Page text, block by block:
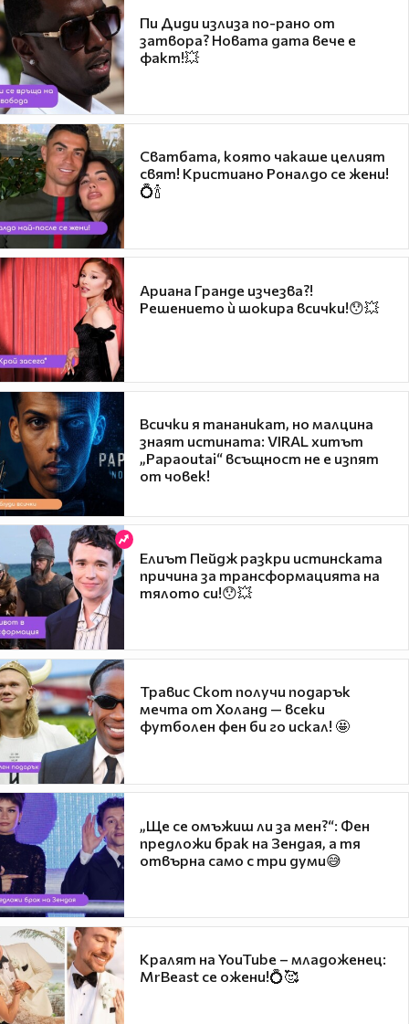
Пи Диди излиза по-рано от
затвора? Новата дата вече е
факт!💥
Сватбата, която чакаше целият
свят! Кристиано Роналдо се жени!
💍🍾
Ариана Гранде изчезва?!
Решението ѝ шокира всички!😯💥
Всички я тананикат, но малцина
знаят истината: VIRAL хитът
„Papaoutai“ всъщност не е изпят
от човек!
Елиът Пейдж разкри истинската
причина за трансформацията на
тялото си!😯💥
Травис Скот получи подарък
мечта от Холанд — всеки
футболен фен би го искал! 🤩
„Ще се омъжиш ли за мен?“: Фен
предложи брак на Зендая, а тя
отвърна само с три думи😅
Кралят на YouTube – младоженец:
MrBeast се ожени!💍🥰